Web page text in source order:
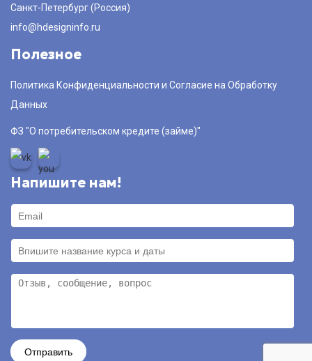
Санкт-Петербург (Россия)
info@hdesigninfo.ru
Полезное
Политика Конфиденциальности и Согласие на Обработку
Данных
ФЗ "О потребительском кредите (займе)"
Напишите нам!